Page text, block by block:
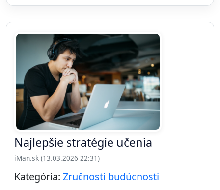
Najlepšie stratégie učenia
iMan.sk (13.03.2026 22:31)
Kategória: Zručnosti budúcnosti